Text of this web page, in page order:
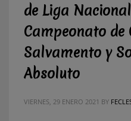
de Liga
Campeonato de
Salvamento y
Absoluto
VIERNES, 29 ENERO 2021 BY